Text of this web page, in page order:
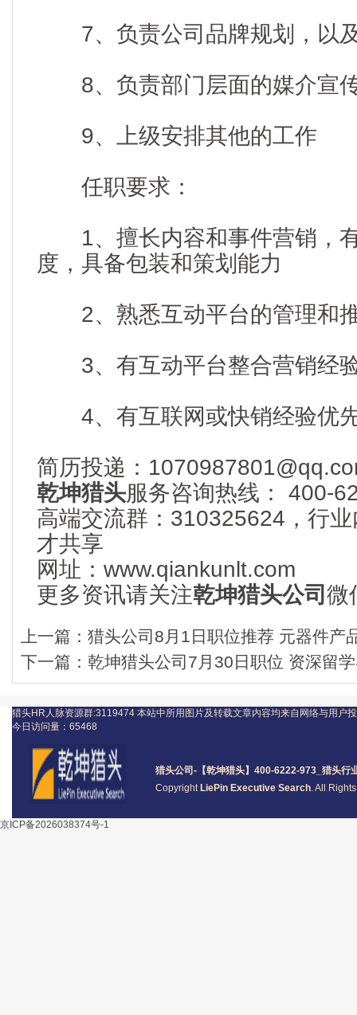
7、负责公司品牌规划，以
8、负责部门层面的媒介宣
9、上级安排其他的工作
任职要求：
1、擅长内容和事件营销，
度，具备包装和策划能力
2、熟悉互动平台的管理和
3、有互动平台整合营销经
4、有互联网或快销经验优
简历投递：
乾坤猎头服务咨询热线： 400-
高端交流群：310325624，行
才共享
网址：www.qiankunlt.com
更多资讯请关注乾坤猎头公司微
上一篇： 猎头公司8月1日职位推荐 元器件产
下一篇： 乾坤猎头公司7月30日职位 资深留
猎头公司 -【乾坤猎头】400-6222-973_ 猎头行
Copyright LiePin Executive Search. All
猎头HR人脉资源群:3119474 本站中所用图片及转载文章内容均来自网络与用户
今日访问量： 65468
京ICP备2026038374号-1